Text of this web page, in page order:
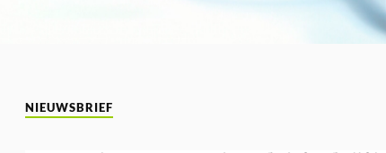
NIEUWSBRIEF